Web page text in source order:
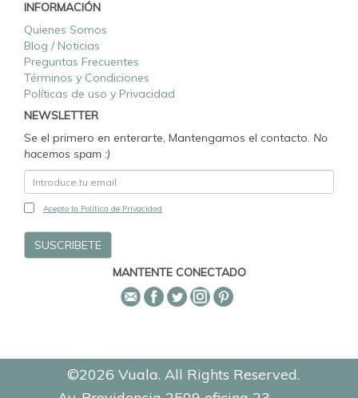
INFORMACIÓN
Quienes Somos
Blog / Noticias
Preguntas Frecuentes
Términos y Condiciones
Políticas de uso y Privacidad
NEWSLETTER
Se el primero en enterarte, Mantengamos el contacto. No
hacemos spam :)
Acepto la Política de Privacidad
MANTENTE CONECTADO
©2026 Vuala. All Rights Reserved.